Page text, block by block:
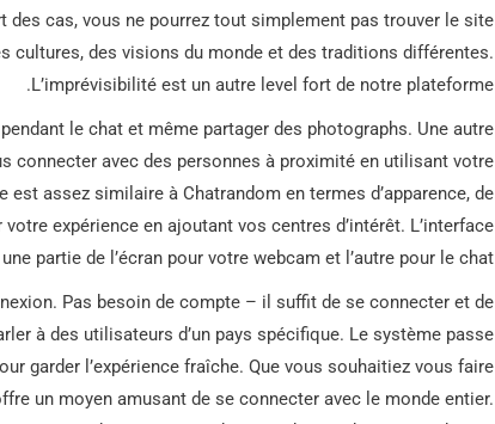
cas, vous ne pourrez tout simplement pas trouver le site
cultures, des visions du monde et des traditions différentes.
L’imprévisibilité est un autre level fort de notre plateforme.
le chat et même partager des photographs. Une autre
connecter avec des personnes à proximité en utilisant votre
assez similaire à Chatrandom en termes d’apparence, de
expérience en ajoutant vos centres d’intérêt. L’interface
partie de l’écran pour votre webcam et l’autre pour le chat.
Pas besoin de compte – il suffit de se connecter et de
à des utilisateurs d’un pays spécifique. Le système passe
garder l’expérience fraîche. Que vous souhaitiez vous faire
un moyen amusant de se connecter avec le monde entier.